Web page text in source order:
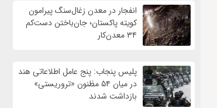
انفجار در معدن زغال‌سنگ پیرامون
کویته پاکستان؛ جان‌باختن دست‌کم
۳۴ معدن‌کار
پلیس پنجاب: پنج عامل اطلاعاتی هند
در میان ۵۴ مظنون «تروریستی»
بازداشت شدند